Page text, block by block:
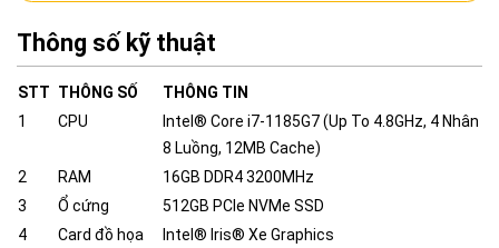
Thông số kỹ thuật
STT THÔNG SỐ
THÔNG TIN
1
CPU
Intel® Core i7-1185G7 (Up To 4.8GHz, 4 Nhân
8 Luồng, 12MB Cache)
2
RAM
16GB DDR4 3200MHz
3
Ổ cứng
512GB PCIe NVMe SSD
4
Card đồ họa
Intel® Iris® Xe Graphics